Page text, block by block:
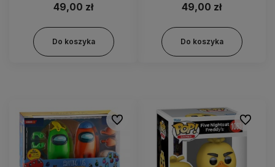
49,00 zł
Do koszyka
49,00 zł
Do koszyka
Do ulubionych Do